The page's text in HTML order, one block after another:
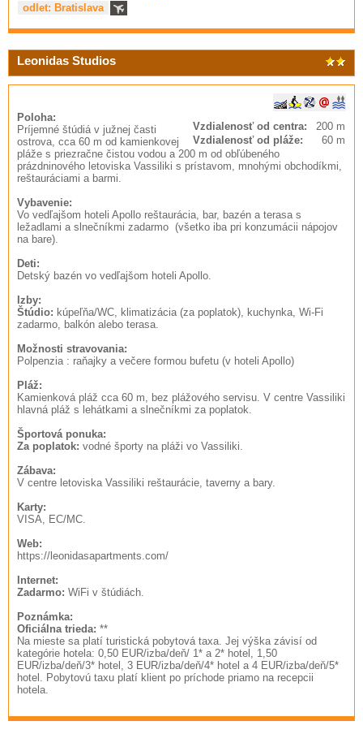
odlet: Bratislava
Leonidas Studios
Vzdialenosť od centra:
200 m
Vzdialenosť od pláže:
60 m
Poloha:
Príjemné štúdiá v južnej časti
ostrova, cca 60 m od kamienkovej
pláže s priezračne čistou vodou a 200 m od obľúbeného
prázdninového letoviska Vassiliki s prístavom, mnohými obchodíkmi,
reštauráciami a barmi.
Vybavenie:
Vo vedľajšom hoteli Apollo reštaurácia, bar, bazén a terasa s
ležadlami a slnečníkmi zadarmo (všetko iba pri konzumácii nápojov
na bare).
Deti:
Detský bazén vo vedľajšom hoteli Apollo.
Izby:
Štúdio: kúpeľňa/WC, klimatizácia (za poplatok), kuchynka, Wi-Fi
zadarmo, balkón alebo terasa.
Možnosti stravovania:
Polpenzia : raňajky a večere formou bufetu (v hoteli Apollo)
Pláž:
Kamienková pláž cca 60 m, bez plážového servisu. V centre Vassiliki
hlavná pláž s lehátkami a slnečníkmi za poplatok.
Športová ponuka:
Za poplatok: vodné športy na pláži vo Vassiliki.
Zábava:
V centre letoviska Vassiliki reštaurácie, taverny a bary.
Karty:
VISA, EC/MC.
Web:
https://leonidasapartments.com/
Internet:
Zadarmo: WiFi v štúdiách.
Poznámka:
Oficiálna trieda: **
Na mieste sa platí turistická pobytová taxa. Jej výška závisí od
kategórie hotela: 0,50 EUR/izba/deň/ 1* a 2* hotel, 1,50
EUR/izba/deň/3* hotel, 3 EUR/izba/deň/4* hotel a 4 EUR/izba/deň/5*
hotel. Pobytovú taxu platí klient po príchode priamo na recepcii
hotela.